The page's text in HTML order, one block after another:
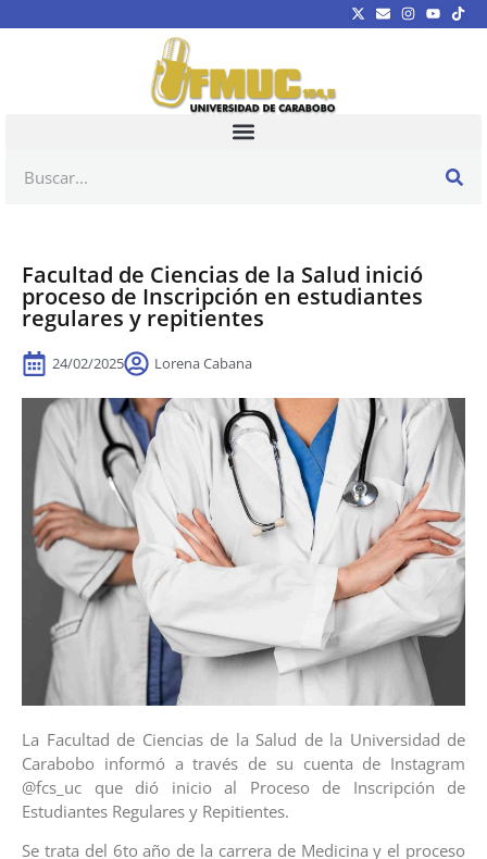
Facultad de Ciencias de la Salud inició
proceso de Inscripción en estudiantes
regulares y repitientes
24/02/2025 Lorena Cabana
La Facultad de Ciencias de la Salud de la Universidad de
Carabobo informó a través de su cuenta de Instagram
@fcs_uc que dió inicio al Proceso de Inscripción de
Estudiantes Regulares y Repitientes.
Se trata del 6to año de la carrera de Medicina y el proceso